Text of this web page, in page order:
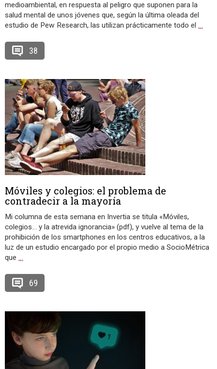
medioambiental, en respuesta al peligro que suponen para la
salud mental de unos jóvenes que, según la última oleada del
estudio de Pew Research, las utilizan prácticamente todo el …
38
Móviles y colegios: el problema de
contradecir a la mayoría
Mi columna de esta semana en Invertia se titula «Móviles,
colegios… y la atrevida ignorancia» (pdf), y vuelve al tema de la
prohibición de los smartphones en los centros educativos, a la
luz de un estudio encargado por el propio medio a SocioMétrica
que …
69